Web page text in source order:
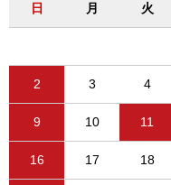
日 月 火
2 3 4
9 10 11
16 17 18